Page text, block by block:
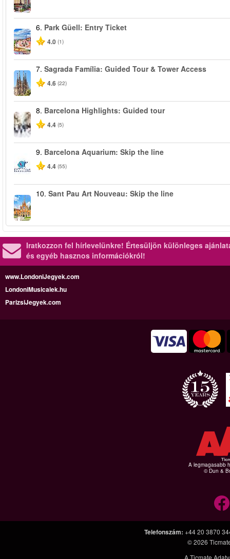
6. Park Güell: Entry Ticket
4.0 (1)
7. Sagrada Família: Guided Tour & Tower Access
4.6 (22)
8. Barcelona Highlights: Guided tour
4.4 (5)
9. Barcelona Aquarium: Skip the line
4.4 (55)
10. Sant Pau Art Nouveau: Skip the line
Iratkozzon fel hírlevelünkre! Értesüljön különleges
és egyéb hasznos információkról!
www.LondoniJegyek.com
LondoniMusicalek.hu
ParizsiJegyek.com
A legmagasabb
© Dun &
Telefonszám: +44 20 3870
© 2026
A Ticmate